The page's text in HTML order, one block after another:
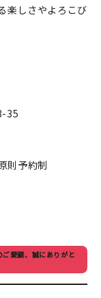
楽しさやよろこび
35
則予約制
愛顧、誠にありがと